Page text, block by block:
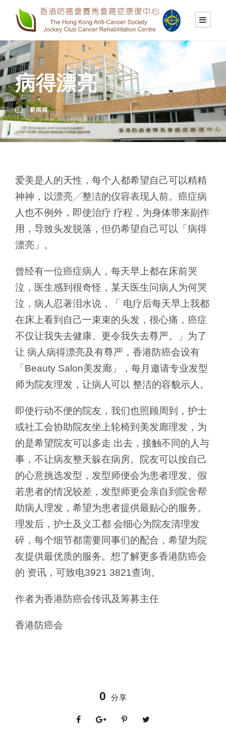
病得漂亮
新闻稿
爱美是人的天性，每个人都希望自己可以精精
神神，以漂亮╱整洁的仪容表现人前。癌症病
人也不例外，即使治疗 疗程，为身体带来副作
用，导致头发脱落，但仍希望自己可以「病得
漂亮」。
曾经有一位癌症病人，每天早上都在床前哭
泣，医生感到很奇怪，某天医生问病人为何哭
泣，病人忍著泪水说，「 电疗后每天早上我都
在床上看到自己一束束的头发，很心痛，癌症
不仅让我失去健康、更令我失去尊严。」为了
让 病人病得漂亮及有尊严，香港防癌会设有
「Beauty Salon美发廊」，每月邀请专业发型
师为院友理发，让病人可以 整洁的容貌示人。
即使行动不便的院友，我们也照顾周到，护士
或社工会协助院友坐上轮椅到美发廊理发，为
的是希望院友可以多走 出去，接触不同的人与
事，不让病友整天躲在病房。院友可以按自己
的心意挑选发型，发型师便会为患者理发。假
若患者的情况较差，发型师更会亲自到院舍帮
助病人理发，希望为患者提供最贴心的服务。
理发后，护士及义工都 会细心为院友清理发
碎，每个细节都需要同事们的配合，希望为院
友提供最优质的服务。想了解更多香港防癌会
的 资讯，可致电3921 3821查询。
作者为香港防癌会传讯及筹募主任
香港防癌会
0 分享